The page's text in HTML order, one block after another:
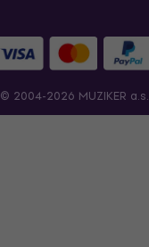
© 2004-2026 MUZIKER a.s.